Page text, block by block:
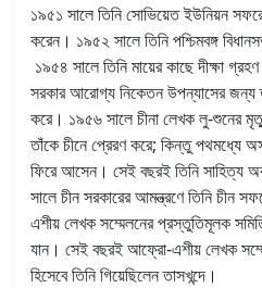
১৯৫১ সালে তিনি সোভিয়েত ইউনিয়ন
করেন। ১৯৫২ সালে তিনি পশ্চিমবঙ্গ
১৯৫৪ সালে তিনি মায়ের কাছে দীক্ষা
সরকার আরোগ্য নিকেতন উপন্যাসের জন্য
করে। ১৯৫৬ সালে চীনা লেখক লু-শুনের
তাঁকে চীনে প্রেরণ করে; কিন্তু পথমধ্যে
ফিরে আসেন। সেই বছরই তিনি সাহিত্য
সালে চীন সরকারের আমন্ত্রণে তিনি চীন
এশীয় লেখক সম্মেলনের প্রস্তুতিমূলক
যান। সেই বছরই আফ্রো-এশীয় লেখক
হিসেবে তিনি গিয়েছিলেন তাসখন্দে।